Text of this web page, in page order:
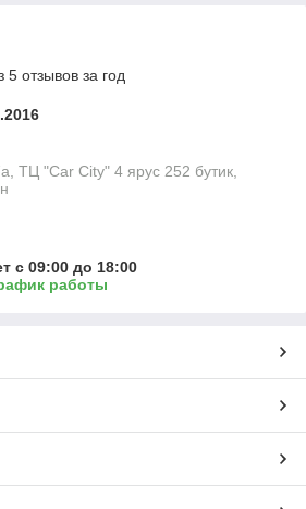
отзывов за год
ТЦ "Car Сity" 4 ярус 252 бутик,
с 09:00 до 18:00
работы